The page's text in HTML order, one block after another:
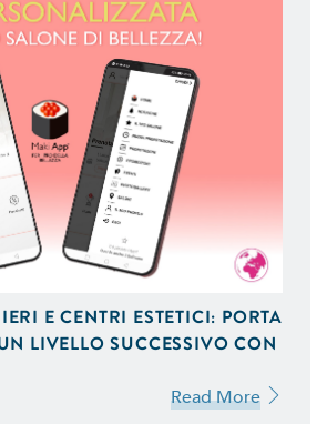
E CENTRI ESTETICI: PORTA
LIVELLO SUCCESSIVO CON
Read More
del